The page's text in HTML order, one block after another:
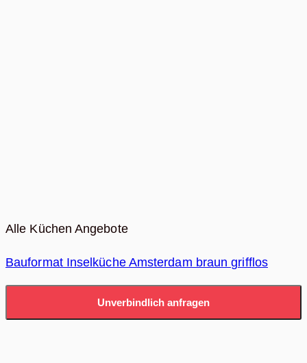
Alle Küchen Angebote
Bauformat Inselküche Amsterdam braun grifflos
Unverbindlich anfragen